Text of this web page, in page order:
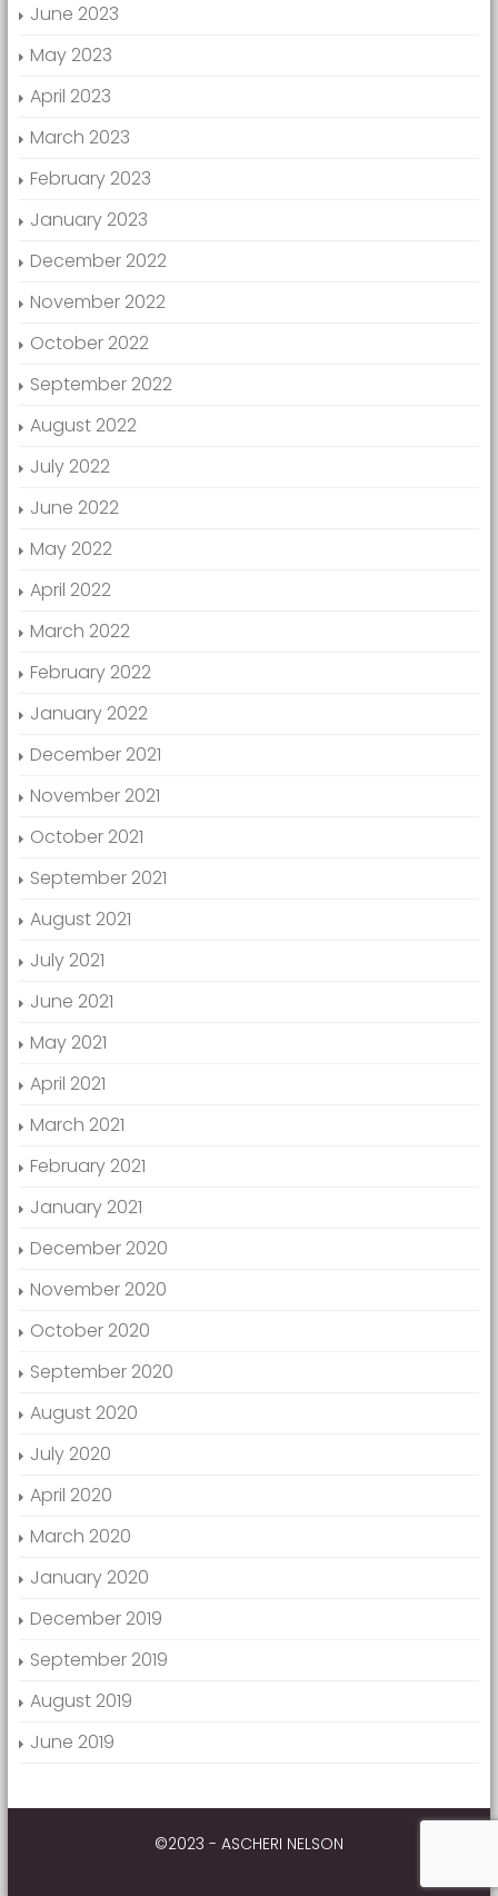
June 2023
May 2023
April 2023
March 2023
February 2023
January 2023
December 2022
November 2022
October 2022
September 2022
August 2022
July 2022
June 2022
May 2022
April 2022
March 2022
February 2022
January 2022
December 2021
November 2021
October 2021
September 2021
August 2021
July 2021
June 2021
May 2021
April 2021
March 2021
February 2021
January 2021
December 2020
November 2020
October 2020
September 2020
August 2020
July 2020
April 2020
March 2020
January 2020
December 2019
September 2019
August 2019
June 2019
©2023 - ASCHERI NELSON